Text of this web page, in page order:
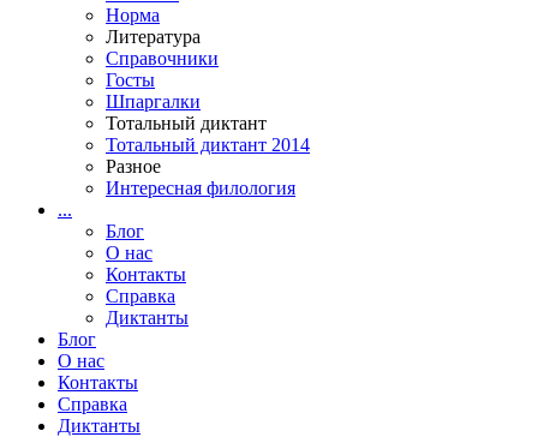
Норма
Литература
Справочники
Госты
Шпаргалки
Тотальный диктант
Тотальный диктант 2014
Разное
Интересная филология
...
Блог
О нас
Контакты
Справка
Диктанты
Блог
О нас
Контакты
Справка
Диктанты